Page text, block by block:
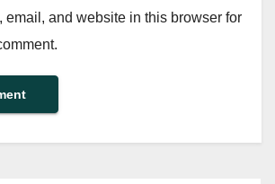
email, and website in this browser for